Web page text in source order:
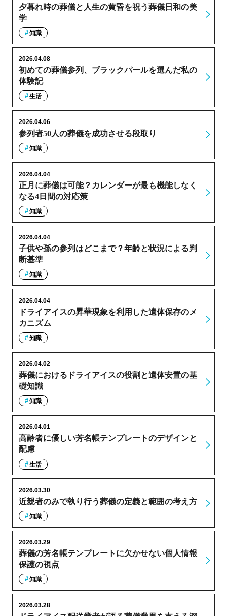
夕暮れ時の葬儀と人生の黄昏を祝う葬儀日和の美
学
知識
初めての葬儀参列、ブラックパールを選んだ私の
体験記
2026.04.08
生活
参列者50人の葬儀を成功させる段取り
2026.04.06
知識
正月に葬儀は可能？カレンダーが最も機能しなく
なる4日間の対応策
2026.04.04
知識
子供や孫の参列はどこまで？年齢と状況による判
断基準
2026.04.04
知識
ドライアイスの昇華現象を利用した遺体保存のメ
カニズム
2026.04.04
知識
葬儀におけるドライアイスの役割と遺体安置の基
礎知識
2026.04.02
知識
高齢者に優しい芳名帳テンプレートのデザインと
配慮
2026.04.01
生活
近親者のみで執り行う葬儀の定義と範囲の考え方
2026.03.30
知識
葬儀の芳名帳テンプレートに欠かせない個人情報
保護の視点
2026.03.29
知識
2026.03.28